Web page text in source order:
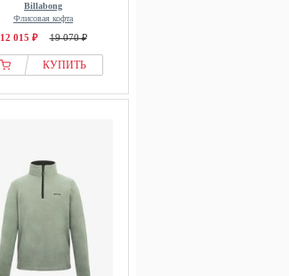
Billabong
Флисовая кофта
12 015 ₽ 19 070 ₽
КУПИТЬ